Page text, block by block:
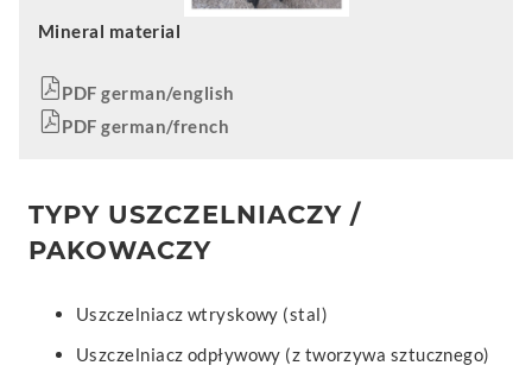
Mineral material
PDF german/english
PDF german/french
TYPY USZCZELNIACZY /
PAKOWACZY
Uszczelniacz wtryskowy (stal)
Uszczelniacz odpływowy (z tworzywa sztucznego)